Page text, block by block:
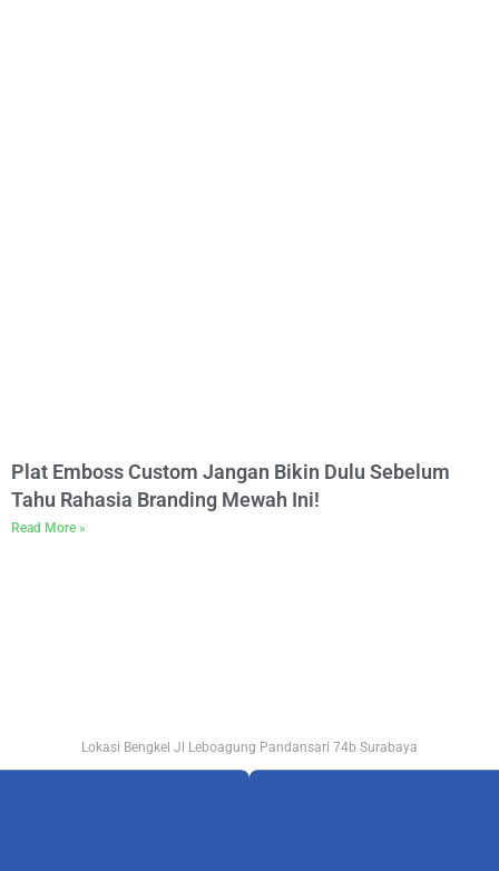
Plat Emboss Custom Jangan Bikin Dulu Sebelum
Tahu Rahasia Branding Mewah Ini!
Read More »
Lokasi Bengkel Jl Leboagung Pandansari 74b Surabaya